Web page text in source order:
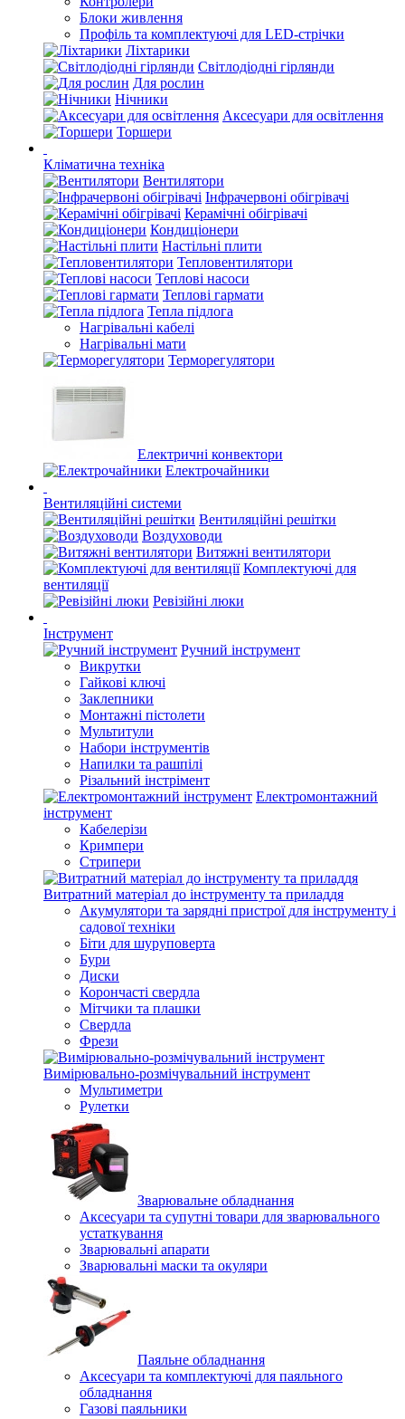
Блоки живлення
Профіль та комплектуючі для LED-стрічки
Ліхтарики
Світлодіодні гірлянди
Для рослин
Нічники
Аксесуари для освітлення
Торшери
Кліматична техніка
Вентилятори
Інфрачервоні обігрівачі
Керамічні обігрівачі
Кондиціонери
Настільні плити
Тепловентилятори
Теплові насоси
Теплові гармати
Тепла підлога
Нагрівальні кабелі
Нагрівальні мати
Терморегулятори
Електричні конвектори
Електрочайники
Вентиляційні системи
Вентиляційні решітки
Воздуховоди
Витяжні вентилятори
Комплектуючі для
вентиляції
Ревізійні люки
Інструмент
Ручний інструмент
Викрутки
Гайкові ключі
Заклепники
Монтажні пістолети
Мультитули
Набори інструментів
Напилки та рашпілі
Різальний інстрімент
Електромонтажний
інструмент
Кабелерізи
Кримпери
Стрипери
Витратний матеріал до інструменту та приладдя
Акумулятори та зарядні пристрої для інструменту і
садової техніки
Біти для шуруповерта
Бури
Диски
Корончасті свердла
Мітчики та плашки
Свердла
Фрези
Вимірювально-розмічувальний інструмент
Мультиметри
Рулетки
Зварювальне обладнання
Аксесуари та супутні товари для зварювального
устаткування
Зварювальні апарати
Зварювальні маски та окуляри
Паяльне обладнання
Аксесуари та комплектуючі для паяльного
обладнання
Газові паяльники